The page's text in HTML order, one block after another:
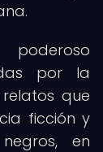
por la
que
ficción y
en